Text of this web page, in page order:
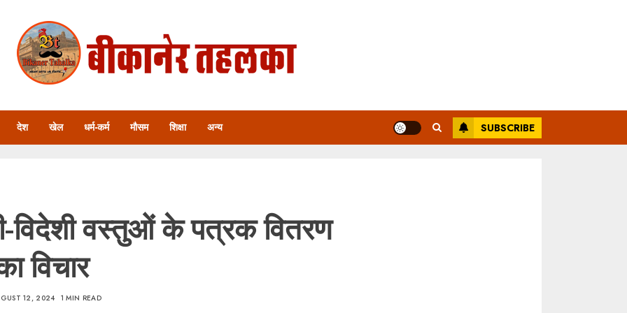
देश खेल धर्म-कर्म मौसम शिक्षा अन्य SUBSCRIBE
विदेशी वस्तुओं के पत्रक वितरण
विचार
12, 2024 1 MIN READ